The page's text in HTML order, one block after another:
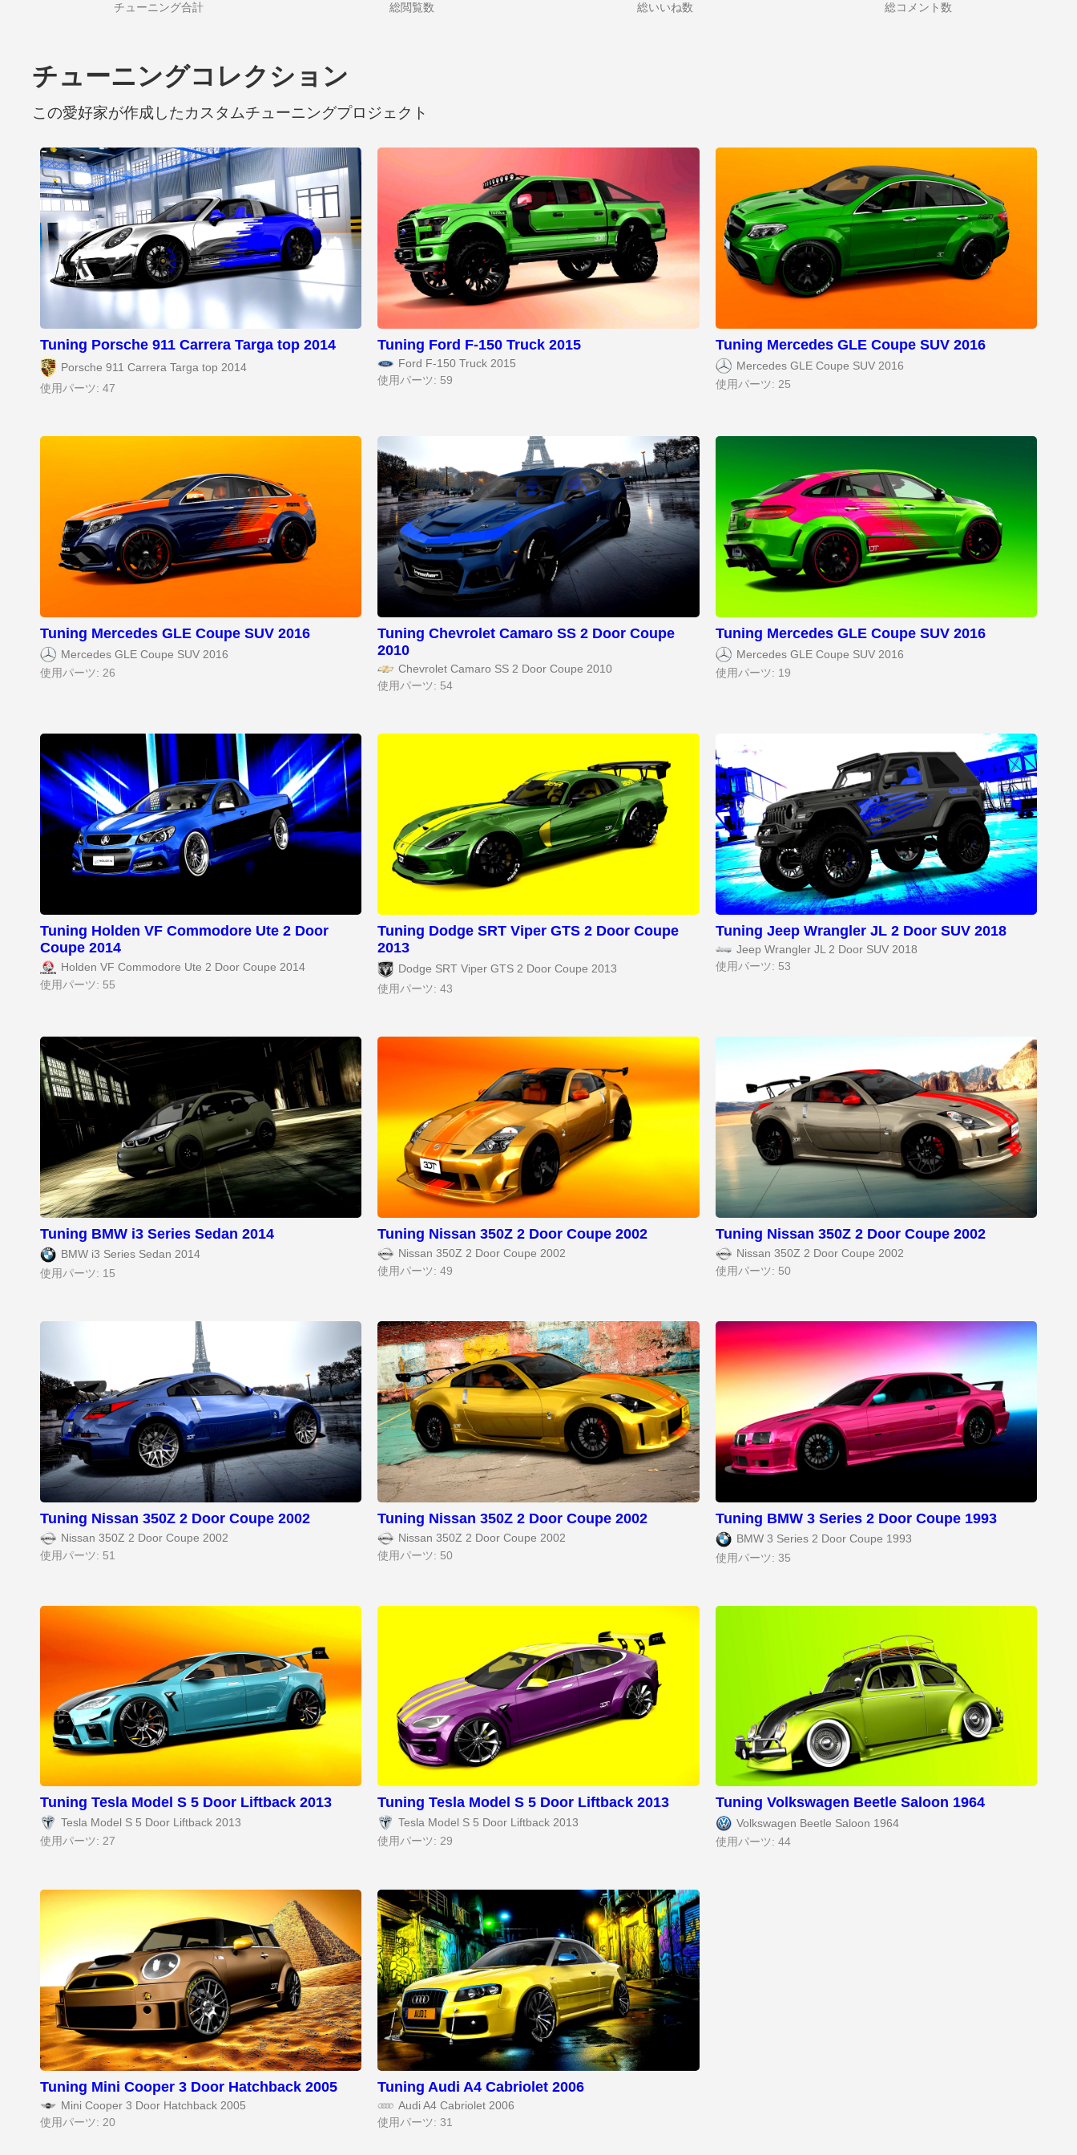
チューニング合計 総閲覧数 総いいね数 総コメント数
チューニングコレクション
この愛好家が作成したカスタムチューニングプロジェクト
Tuning Porsche 911 Carrera Targa top 2014
Porsche 911 Carrera Targa top 2014
使用パーツ: 47
Tuning Ford F-150 Truck 2015
Ford F-150 Truck 2015
使用パーツ: 59
Tuning Mercedes GLE Coupe SUV 2016
Mercedes GLE Coupe SUV 2016
使用パーツ: 25
Tuning Mercedes GLE Coupe SUV 2016
Mercedes GLE Coupe SUV 2016
使用パーツ: 26
Tuning Chevrolet Camaro SS 2 Door Coupe
2010
Chevrolet Camaro SS 2 Door Coupe 2010
使用パーツ: 54
Tuning Mercedes GLE Coupe SUV 2016
Mercedes GLE Coupe SUV 2016
使用パーツ: 19
Tuning Holden VF Commodore Ute 2 Door
Coupe 2014
Holden VF Commodore Ute 2 Door Coupe 2014
使用パーツ: 55
Tuning Dodge SRT Viper GTS 2 Door Coupe
2013
Dodge SRT Viper GTS 2 Door Coupe 2013
使用パーツ: 43
Tuning Jeep Wrangler JL 2 Door SUV 2018
Jeep Wrangler JL 2 Door SUV 2018
使用パーツ: 53
Tuning BMW i3 Series Sedan 2014
BMW i3 Series Sedan 2014
使用パーツ: 15
Tuning Nissan 350Z 2 Door Coupe 2002
Nissan 350Z 2 Door Coupe 2002
使用パーツ: 49
Tuning Nissan 350Z 2 Door Coupe 2002
Nissan 350Z 2 Door Coupe 2002
使用パーツ: 50
Tuning Nissan 350Z 2 Door Coupe 2002
Nissan 350Z 2 Door Coupe 2002
使用パーツ: 51
Tuning Nissan 350Z 2 Door Coupe 2002
Nissan 350Z 2 Door Coupe 2002
使用パーツ: 50
Tuning BMW 3 Series 2 Door Coupe 1993
BMW 3 Series 2 Door Coupe 1993
使用パーツ: 35
Tuning Tesla Model S 5 Door Liftback 2013
Tesla Model S 5 Door Liftback 2013
使用パーツ: 27
Tuning Tesla Model S 5 Door Liftback 2013
Tesla Model S 5 Door Liftback 2013
使用パーツ: 29
Tuning Volkswagen Beetle Saloon 1964
Volkswagen Beetle Saloon 1964
使用パーツ: 44
Tuning Mini Cooper 3 Door Hatchback 2005
Mini Cooper 3 Door Hatchback 2005
使用パーツ: 20
Tuning Audi A4 Cabriolet 2006
Audi A4 Cabriolet 2006
使用パーツ: 31